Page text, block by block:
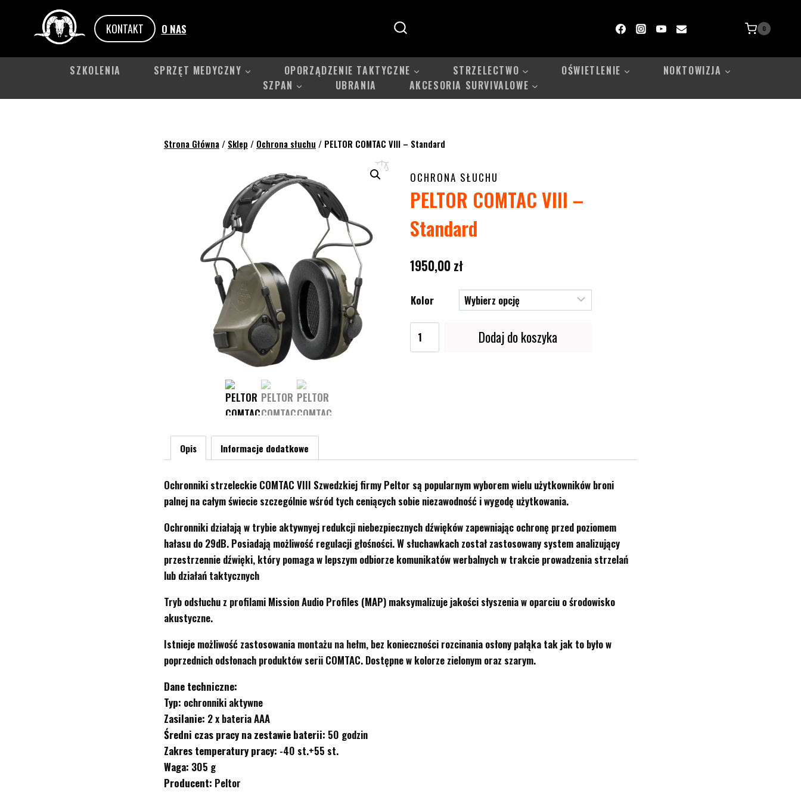
KONTAKT O NAS 0
SZKOLENIA SPRZĘT MEDYCZNY OPORZĄDZENIE TAKTYCZNE STRZELECTWO OŚWIETLENIE
NOKTOWIZJA
SZPAN
UBRANIA AKCESORIA SURVIVALOWE
Strona Główna / Sklep / Ochrona słuchu / PELTOR COMTAC VIII – Standard
OCHRONA SŁUCHU
PELTOR COMTAC VIII –
Standard
1950,00zł
Kolor
ilość
PELTOR
Dodaj do koszyka
Opis Informacje dodatkowe
Ochronniki strzeleckie COMTAC VIII Szwedzkiej firmy Peltor są popularnym wyborem wielu użytkowników broni
palnej na całym świecie szczególnie wśród tych ceniących sobie niezawodność i wygodę użytkowania.
Ochronniki działają w trybie aktywnyej redukcji niebezpiecznych dźwięków zapewniając ochronę przed poziomem
hałasu do 29dB. Posiadają możliwość regulacji głośności. W słuchawkach został zastosowany system analizujący
przestrzennie dźwięki, który pomaga w lepszym odbiorze komunikatów werbalnych w trakcie prowadzenia strzelań
lub działań taktycznych
Tryb odsłuchu z profilami Mission Audio Profiles (MAP) maksymalizuje jakości słyszenia w oparciu o środowisko
akustyczne.
Istnieje możliwość zastosowania montażu na hełm, bez konieczności rozcinania osłony pałąka tak jak to było w
poprzednich odsłonach produktów serii COMTAC. Dostępne w kolorze zielonym oraz szarym.
Dane techniczne:
Typ: ochronniki aktywne
Zasilanie: 2 x bateria AAA
Średni czas pracy na zestawie baterii: 50 godzin
Zakres temperatury pracy: -40 st.+55 st.
Waga: 305 g
Producent: Peltor